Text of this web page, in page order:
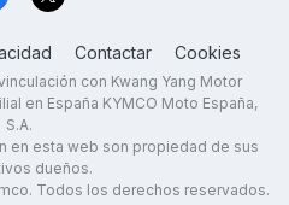
Contactar Cookies
con Kwang Yang Motor
en España KYMCO Moto España,
S.A.
en esta web son propiedad de sus
dueños.
Todos los derechos reservados.